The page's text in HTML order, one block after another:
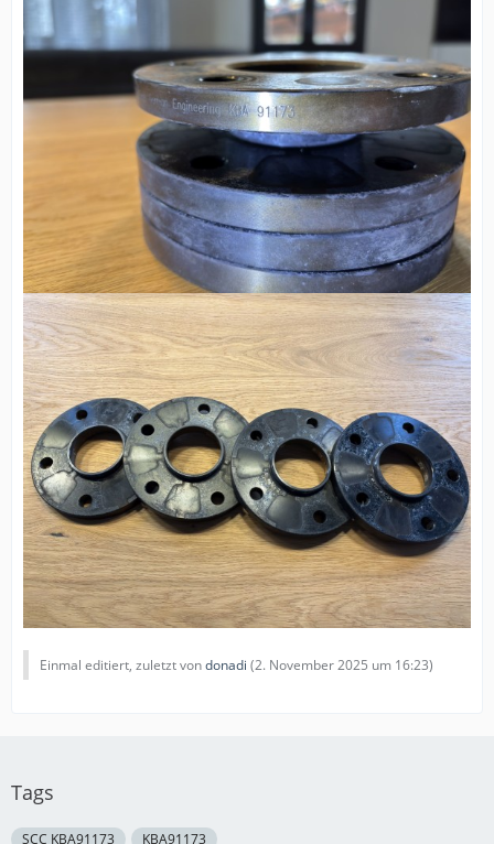
Einmal editiert, zuletzt vondonadi (2. November 2025 um 16:23)
Tags
SCC KBA91173 KBA91173